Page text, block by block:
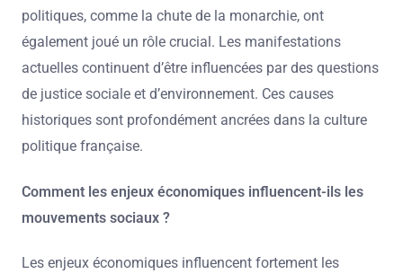
politiques, comme la chute de la monarchie, ont
également joué un rôle crucial. Les manifestations
actuelles continuent d’être influencées par des questions
de justice sociale et d’environnement. Ces causes
historiques sont profondément ancrées dans la culture
politique française.
Comment les enjeux économiques influencent-ils les
mouvements sociaux ?
Les enjeux économiques influencent fortement les